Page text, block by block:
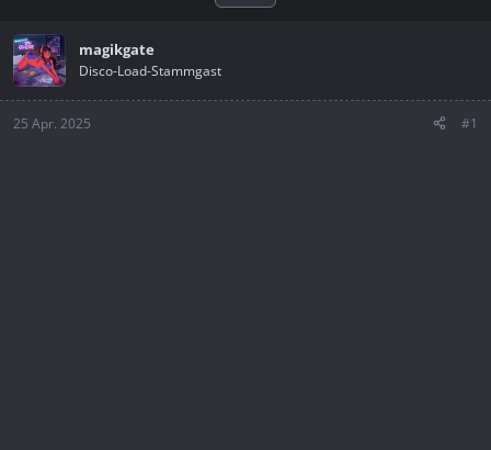
e
r
a
m
magikgate
Disco-Load-Stammgast
25 Apr. 2025 #1